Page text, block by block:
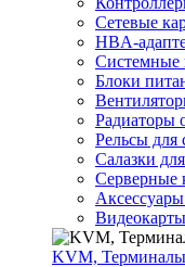
Сетевые
HBA-
Системные
Блоки
Радиаторы
Рельсы
Салазки
Серверные
Видеокарты
KVM,